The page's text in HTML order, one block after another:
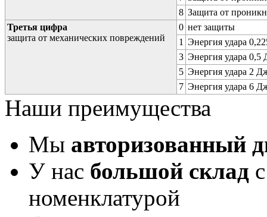
8 Защита от
Третья цифра
защита от механических повреждений
0 нет защиты
1 Энергия удара
3 Энергия удара 0,5
5 Энергия удара 2
7 Энергия удара 6
Наши преимущества
Мы авторизованный
У нас большой склад
номенклатурой